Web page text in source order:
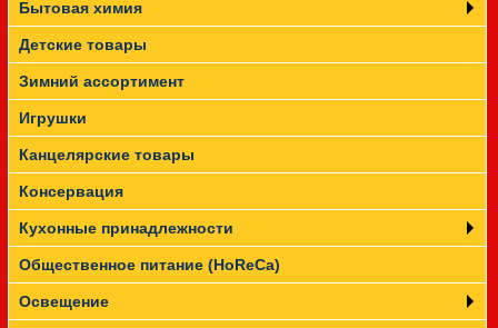
Бытовая химия
Детские товары
Зимний ассортимент
Игрушки
Канцелярские товары
Консервация
Кухонные принадлежности
Общественное питание (HoReCa)
Освещение